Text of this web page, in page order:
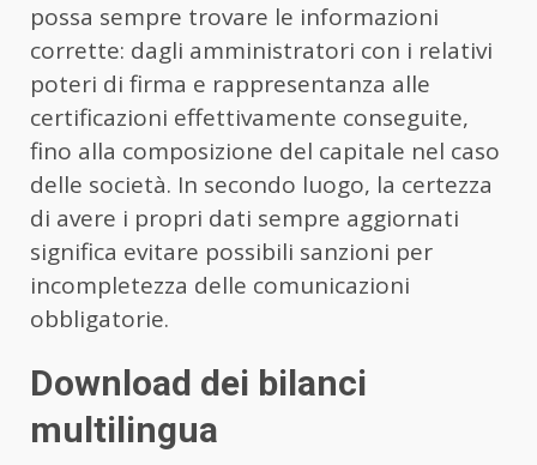
possa sempre trovare le informazioni
corrette: dagli amministratori con i relativi
poteri di firma e rappresentanza alle
certificazioni effettivamente conseguite,
fino alla composizione del capitale nel caso
delle società. In secondo luogo, la certezza
di avere i propri dati sempre aggiornati
significa evitare possibili sanzioni per
incompletezza delle comunicazioni
obbligatorie.
Download dei bilanci
multilingua